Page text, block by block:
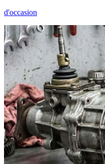
d'occasion